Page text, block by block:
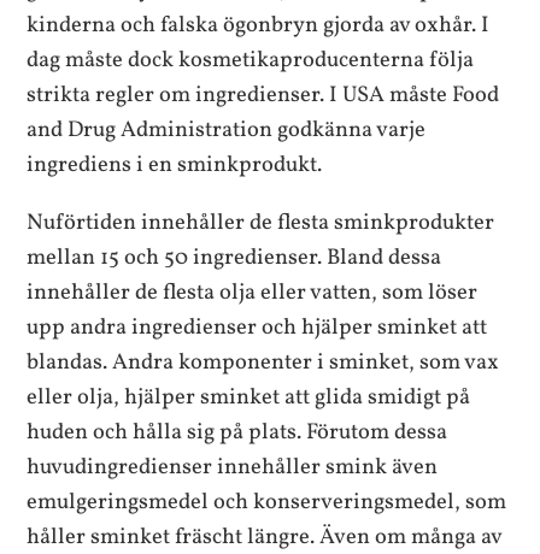
kinderna och falska ögonbryn gjorda av oxhår. I
dag måste dock kosmetikaproducenterna följa
strikta regler om ingredienser. I USA måste Food
and Drug Administration godkänna varje
ingrediens i en sminkprodukt.
Nuförtiden innehåller de flesta sminkprodukter
mellan 15 och 50 ingredienser. Bland dessa
innehåller de flesta olja eller vatten, som löser
upp andra ingredienser och hjälper sminket att
blandas. Andra komponenter i sminket, som vax
eller olja, hjälper sminket att glida smidigt på
huden och hålla sig på plats. Förutom dessa
huvudingredienser innehåller smink även
emulgeringsmedel och konserveringsmedel, som
håller sminket fräscht längre. Även om många av